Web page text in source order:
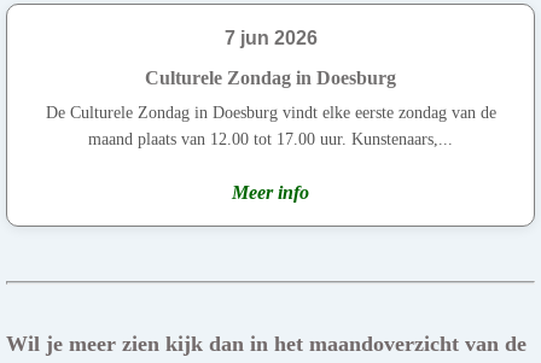
7 jun 2026
Culturele Zondag in Doesburg
De Culturele Zondag in Doesburg vindt elke eerste zondag van de
maand plaats van 12.00 tot 17.00 uur. Kunstenaars,...
Meer info
Wil je meer zien kijk dan in het maandoverzicht van de